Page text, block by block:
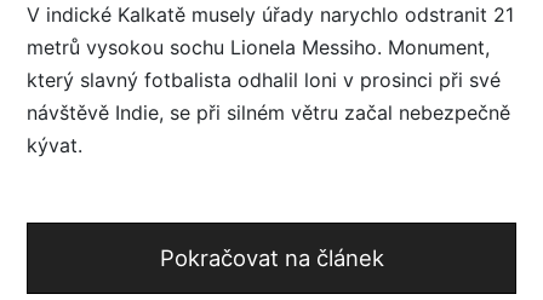
V indické Kalkatě musely úřady narychlo odstranit 21
metrů vysokou sochu Lionela Messiho. Monument,
který slavný fotbalista odhalil loni v prosinci při své
návštěvě Indie, se při silném větru začal nebezpečně
kývat.
Pokračovat na článek